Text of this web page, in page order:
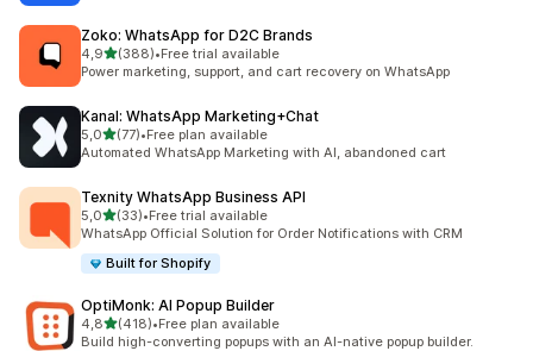
Zoko: WhatsApp for D2C Brands
4,9z 5 hvězd
(388)
Celkový počet recenzí: 388
•Free trial available
Power marketing, support, and cart recovery on WhatsApp
Kanal: WhatsApp Marketing+Chat
5,0z 5 hvězd
(77)
Celkový počet recenzí: 77
•Free plan available
Automated WhatsApp Marketing with AI, abandoned cart
Texnity WhatsApp Business API
5,0z 5 hvězd
(33)
Celkový počet recenzí: 33
•Free trial available
WhatsApp Official Solution for Order Notifications with CRM
Built for Shopify
OptiMonk: AI Popup Builder
4,8z 5 hvězd
(418)
Celkový počet recenzí: 418
•Free plan available
Build high-converting popups with an AI-native popup builder.